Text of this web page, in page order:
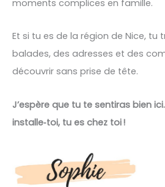
moments complices en famille.
Et si tu es de la région de Nice, tu
balades, des adresses et des
découvrir sans prise de tête.
J’espère que tu te sentiras bien
installe‑toi, tu es chez toi !